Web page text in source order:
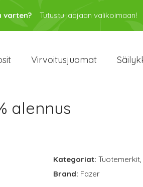
varten? Tutustu laajaan valikoimaan!
Virvoitusjuomat
alennus
Kategoriat: Tuotemerkit,
Brand: Fazer